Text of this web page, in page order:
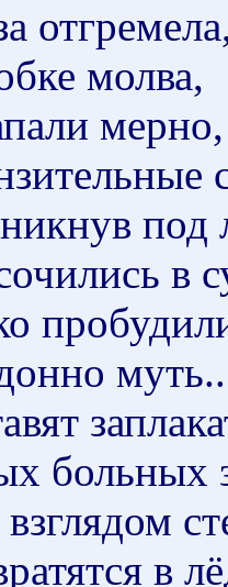
молва,
под
в
больных
в